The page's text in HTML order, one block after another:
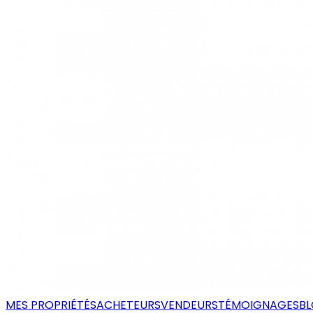
MES PROPRIÉTÉSACHETEURSVENDEURSTÉMOIGNAGES